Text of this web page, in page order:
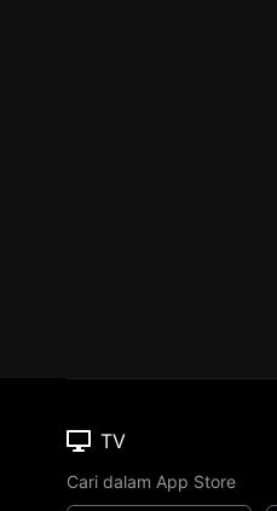
TV
Cari dalam App Store